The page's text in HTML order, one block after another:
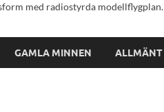
med radiostyrda modellflygplan.
GAMLA MINNEN ALLMÄNT